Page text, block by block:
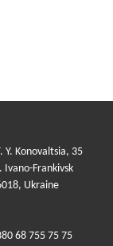
Y. Konovaltsia, 35
Ivano-Frankivsk
Ukraine
68 755 75 75